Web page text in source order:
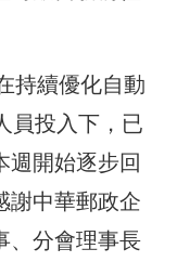
持續優化自動
員投入下，已
週開始逐步回
謝中華郵政企
、分會理事長